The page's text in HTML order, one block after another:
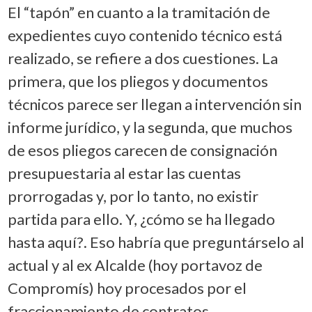
El “tapón” en cuanto a la tramitación de
expedientes cuyo contenido técnico está
realizado, se refiere a dos cuestiones. La
primera, que los pliegos y documentos
técnicos parece ser llegan a intervención sin
informe jurídico, y la segunda, que muchos
de esos pliegos carecen de consignación
presupuestaria al estar las cuentas
prorrogadas y, por lo tanto, no existir
partida para ello. Y, ¿cómo se ha llegado
hasta aquí?. Eso habría que preguntárselo al
actual y al ex Alcalde (hoy portavoz de
Compromís) hoy procesados por el